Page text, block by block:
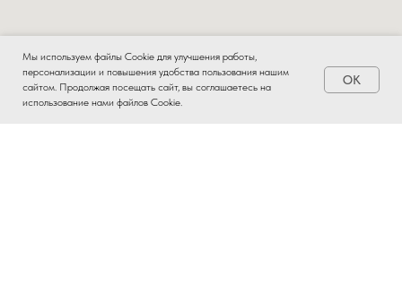
Мы используем файлы Cookie для улучшения работы,
персонализации и повышения удобства пользования нашим
сайтом. Продолжая посещать сайт, вы соглашаетесь на
использование нами файлов Cookie.
OK